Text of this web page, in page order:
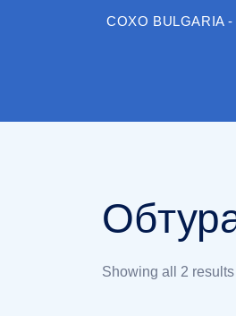
COXO
Showing all 2 results